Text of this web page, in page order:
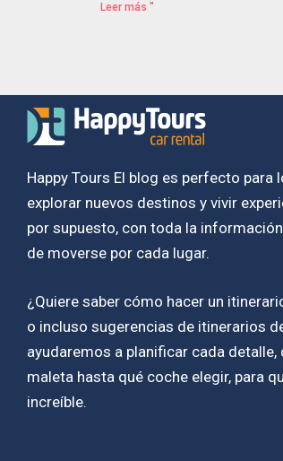
Leer más "
Happy Tours El blog es perfecto para
explorar nuevos destinos y vivir
por supuesto, con toda la
de moverse por cada lugar.
¿Quiere saber cómo hacer un
o incluso sugerencias de itinerarios
ayudaremos a planificar cada detalle,
maleta hasta qué coche elegir, para
increíble.